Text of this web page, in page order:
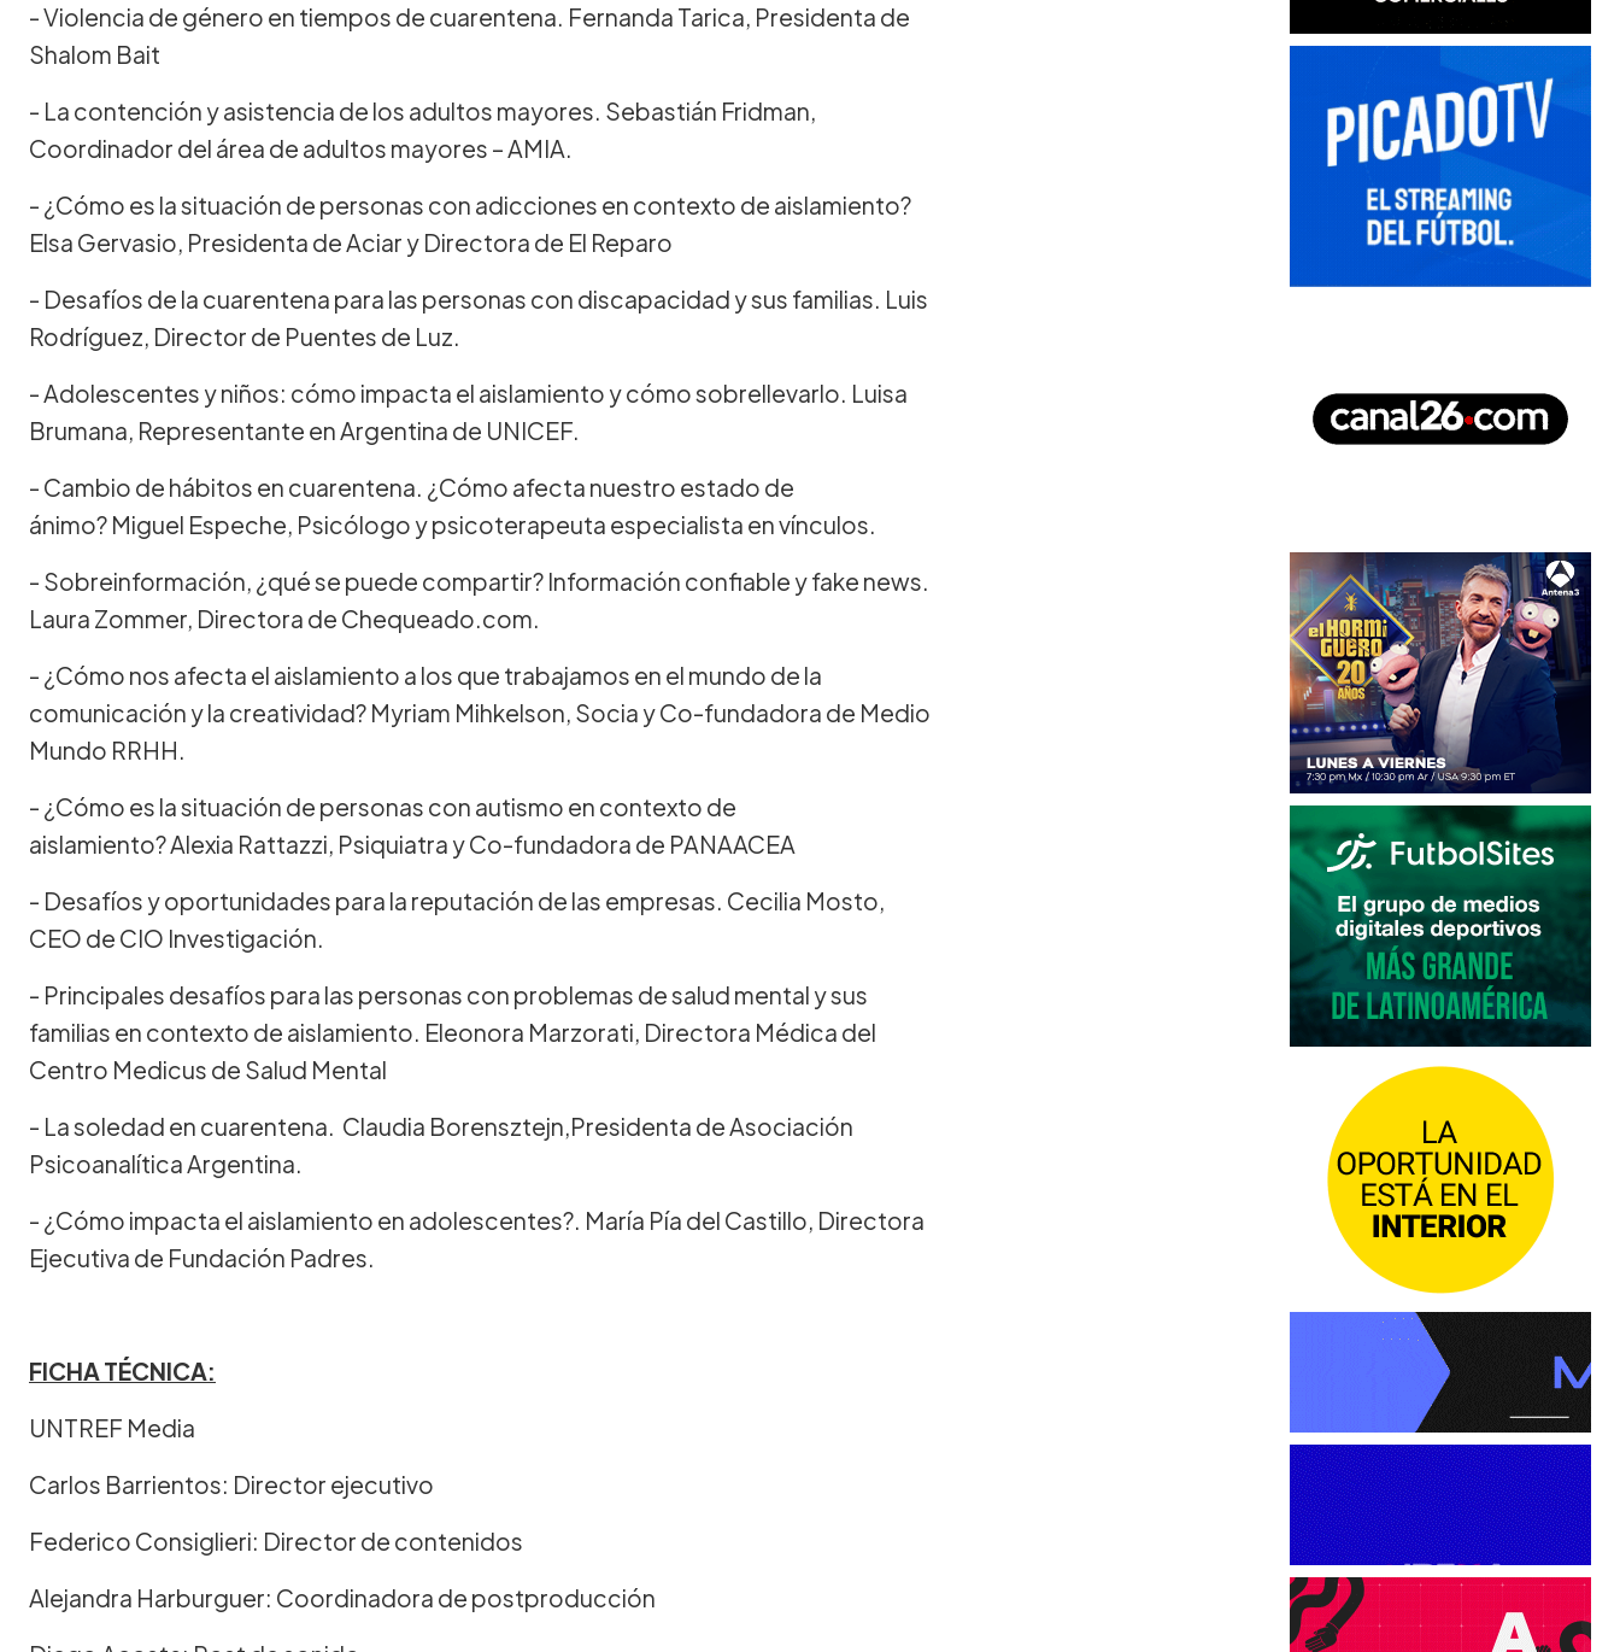
- Violencia de género en tiempos de cuarentena. Fernanda Tarica, Presidenta de
Shalom Bait
- La contención y asistencia de los adultos mayores. Sebastián Fridman,
Coordinador del área de adultos mayores – AMIA.
- ¿Cómo es la situación de personas con adicciones en contexto de aislamiento?
Elsa Gervasio, Presidenta de Aciar y Directora de El Reparo
- Desafíos de la cuarentena para las personas con discapacidad y sus familias. Luis
Rodríguez, Director de Puentes de Luz.
- Adolescentes y niños: cómo impacta el aislamiento y cómo sobrellevarlo. Luisa
Brumana, Representante en Argentina de UNICEF.
- Cambio de hábitos en cuarentena. ¿Cómo afecta nuestro estado de
ánimo? Miguel Espeche, Psicólogo y psicoterapeuta especialista en vínculos.
- Sobreinformación, ¿qué se puede compartir? Información confiable y fake news.
Laura Zommer, Directora de Chequeado.com.
- ¿Cómo nos afecta el aislamiento a los que trabajamos en el mundo de la
comunicación y la creatividad? Myriam Mihkelson, Socia y Co-fundadora de Medio
Mundo RRHH.
- ¿Cómo es la situación de personas con autismo en contexto de
aislamiento? Alexia Rattazzi, Psiquiatra y Co-fundadora de PANAACEA
- Desafíos y oportunidades para la reputación de las empresas. Cecilia Mosto,
CEO de CIO Investigación.
- Principales desafíos para las personas con problemas de salud mental y sus
familias en contexto de aislamiento. Eleonora Marzorati, Directora Médica del
Centro Medicus de Salud Mental
- La soledad en cuarentena. Claudia Borensztejn,Presidenta de Asociación
Psicoanalítica Argentina.
- ¿Cómo impacta el aislamiento en adolescentes?. María Pía del Castillo, Directora
Ejecutiva de Fundación Padres.
FICHA TÉCNICA:
UNTREF Media
Carlos Barrientos: Director ejecutivo
Federico Consiglieri: Director de contenidos
Alejandra Harburguer: Coordinadora de postproducción